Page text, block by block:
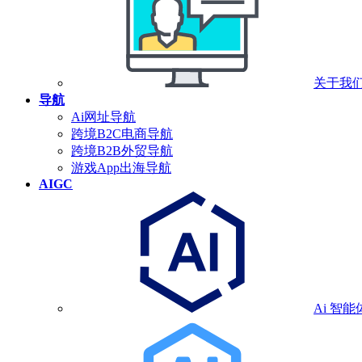
关于我
导航
Ai网址导航
跨境B2C电商导航
跨境B2B外贸导航
游戏App出海导航
AIGC
Ai 智能